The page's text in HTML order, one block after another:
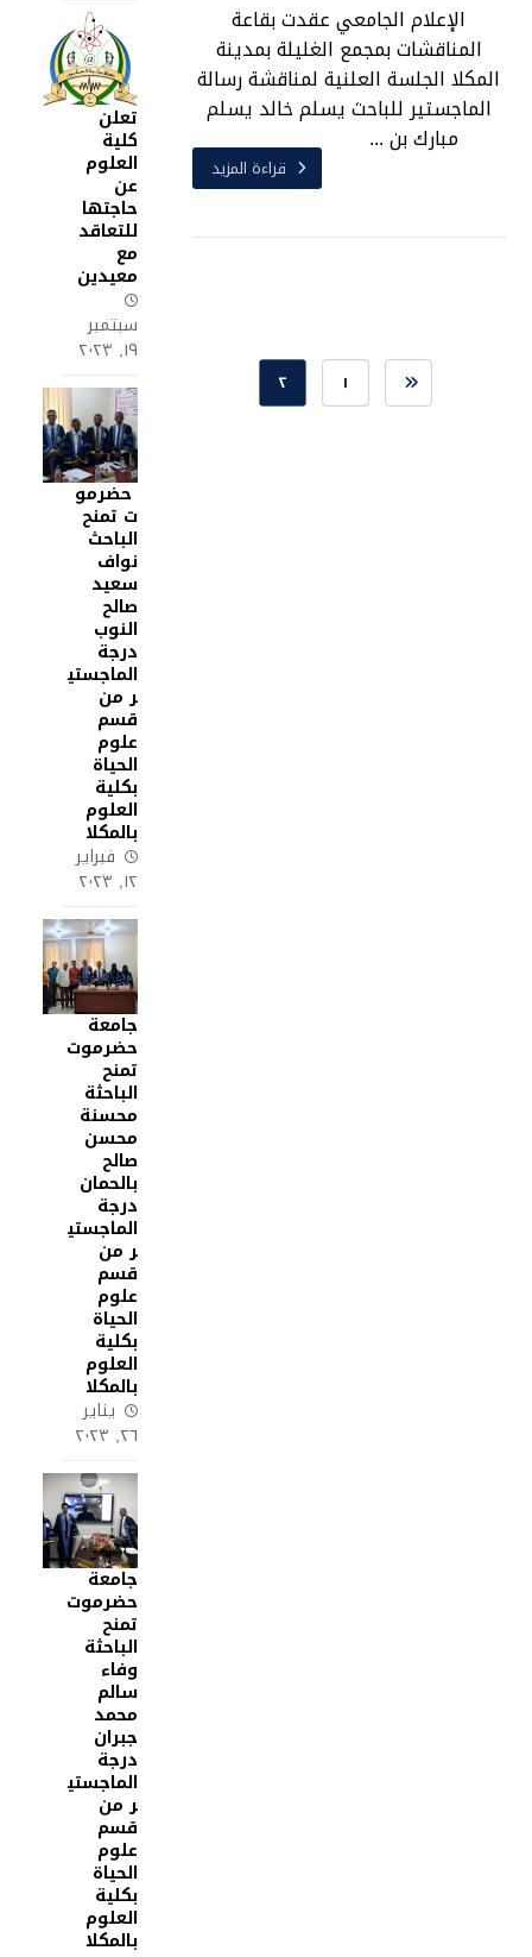
الإعلام الجامعي عقدت بقاعة
المناقشات بمجمع الغليلة بمدينة
المكلا الجلسة العلنية لمناقشة رسالة
الماجستير للباحث يسلم خالد يسلم
مبارك بن ...
قراءة المزيد
١ ٢
تعلن
كلية
العلوم
عن
حاجتها
للتعاقد
مع
معيدين
سبتمبر
١٩, ٢٠٢٣
حضرمو
ت تمنح
الباحث
نواف
سعيد
صالح
النوب
درجة
الماجستي
ر من
قسم
علوم
الحياة
بكلية
العلوم
بالمكلا
فبراير
١٢, ٢٠٢٣
جامعة
حضرموت
تمنح
الباحثة
محسنة
محسن
صالح
بالحمان
درجة
الماجستي
ر من
قسم
علوم
الحياة
بكلية
العلوم
بالمكلا
يناير
٢٦, ٢٠٢٣
جامعة
حضرموت
تمنح
الباحثة
وفاء
سالم
محمد
جبران
درجة
الماجستي
ر من
قسم
علوم
الحياة
بكلية
العلوم
بالمكلا